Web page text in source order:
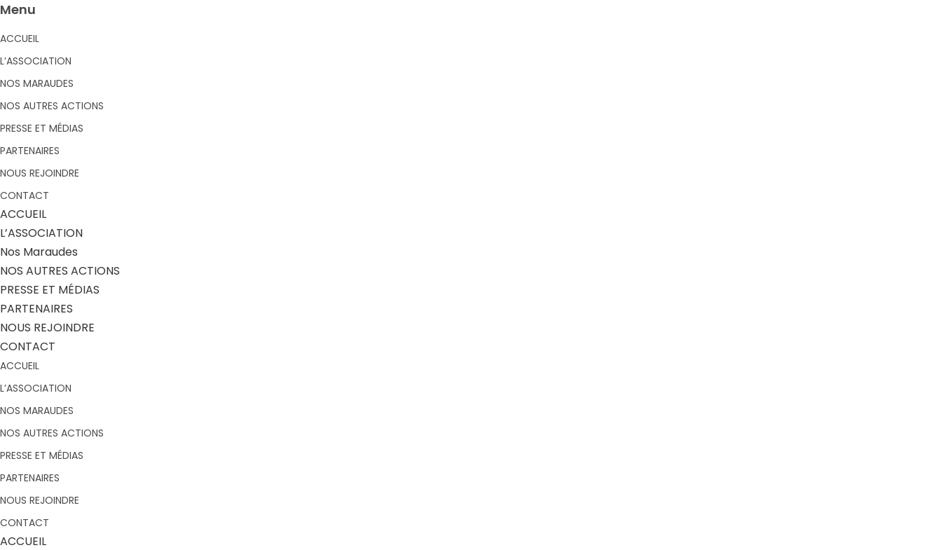
Menu
ACCUEIL
L’ASSOCIATION
NOS MARAUDES
NOS AUTRES ACTIONS
PRESSE ET MÉDIAS
PARTENAIRES
NOUS REJOINDRE
CONTACT
ACCUEIL
L’ASSOCIATION
Nos Maraudes
NOS AUTRES ACTIONS
PRESSE ET MÉDIAS
PARTENAIRES
NOUS REJOINDRE
CONTACT
ACCUEIL
L’ASSOCIATION
NOS MARAUDES
NOS AUTRES ACTIONS
PRESSE ET MÉDIAS
PARTENAIRES
NOUS REJOINDRE
CONTACT
ACCUEIL